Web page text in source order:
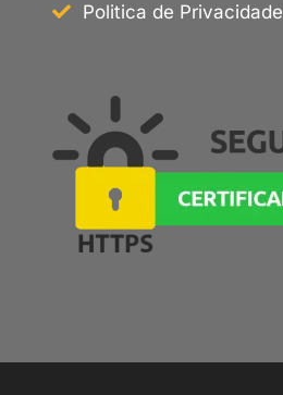
Politica de Privacidade